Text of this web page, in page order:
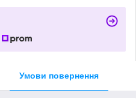
Умови повернення